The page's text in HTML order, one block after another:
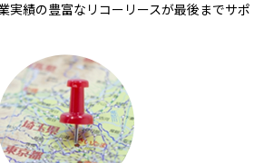
実績の豊富なリコーリースが最後までサポ